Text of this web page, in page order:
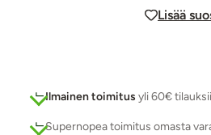
Lisää
Ilmainen toimitus yli 60€
Supernopea toimitus omasta